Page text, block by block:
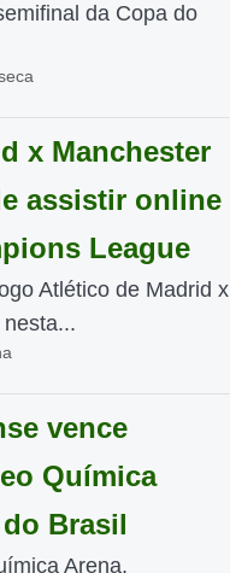
da Copa do
x Manchester
assistir online
League
Atlético de Madrid x
vence
Química
Brasil
Arena,